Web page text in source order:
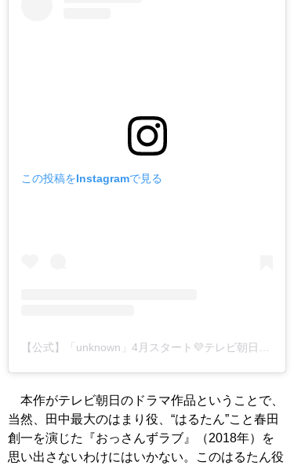
この投稿をInstagramで見る
【公式】「unknown」4月スタート💜テレビ朝日火曜9時ドラマ(@unknown_ex2023)がシェアした投稿
本作がテレビ朝日のドラマ作品ということで、
当然、田中最大のはまり役、“はるたん”こと春田
創一を演じた『おっさんずラブ』（2018年）を
思い出さないわけにはいかない。このはるたん役